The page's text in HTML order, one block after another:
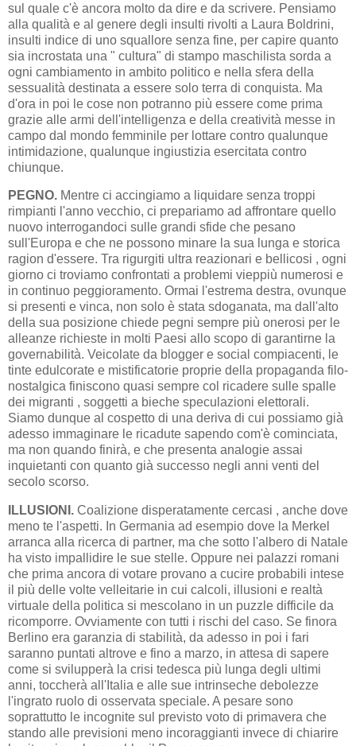
sul quale c'è ancora molto da dire e da scrivere. Pensiamo
alla qualità e al genere degli insulti rivolti a Laura Boldrini,
insulti indice di uno squallore senza fine, per capire quanto
sia incrostata una " cultura" di stampo maschilista sorda a
ogni cambiamento in ambito politico e nella sfera della
sessualità destinata a essere solo terra di conquista. Ma
d'ora in poi le cose non potranno più essere come prima
grazie alle armi dell'intelligenza e della creatività messe in
campo dal mondo femminile per lottare contro qualunque
intimidazione, qualunque ingiustizia esercitata contro
chiunque.
PEGNO. Mentre ci accingiamo a liquidare senza troppi
rimpianti l'anno vecchio, ci prepariamo ad affrontare quello
nuovo interrogandoci sulle grandi sfide che pesano
sull'Europa e che ne possono minare la sua lunga e storica
ragion d'essere. Tra rigurgiti ultra reazionari e bellicosi , ogni
giorno ci troviamo confrontati a problemi vieppiù numerosi e
in continuo peggioramento. Ormai l'estrema destra, ovunque
si presenti e vinca, non solo è stata sdoganata, ma dall'alto
della sua posizione chiede pegni sempre più onerosi per le
alleanze richieste in molti Paesi allo scopo di garantirne la
governabilità. Veicolate da blogger e social compiacenti, le
tinte edulcorate e mistificatorie proprie della propaganda filo-
nostalgica finiscono quasi sempre col ricadere sulle spalle
dei migranti , soggetti a bieche speculazioni elettorali.
Siamo dunque al cospetto di una deriva di cui possiamo già
adesso immaginare le ricadute sapendo com'è cominciata,
ma non quando finirà, e che presenta analogie assai
inquietanti con quanto già successo negli anni venti del
secolo scorso.
ILLUSIONI. Coalizione disperatamente cercasi , anche dove
meno te l'aspetti. In Germania ad esempio dove la Merkel
arranca alla ricerca di partner, ma che sotto l'albero di Natale
ha visto impallidire le sue stelle. Oppure nei palazzi romani
che prima ancora di votare provano a cucire probabili intese
il più delle volte velleitarie in cui calcoli, illusioni e realtà
virtuale della politica si mescolano in un puzzle difficile da
ricomporre. Ovviamente con tutti i rischi del caso. Se finora
Berlino era garanzia di stabilità, da adesso in poi i fari
saranno puntati altrove e fino a marzo, in attesa di sapere
come si svilupperà la crisi tedesca più lunga degli ultimi
anni, toccherà all'Italia e alle sue intrinseche debolezze
l'ingrato ruolo di osservata speciale. A pesare sono
soprattutto le incognite sul previsto voto di primavera che
stando alle previsioni meno incoraggianti invece di chiarire